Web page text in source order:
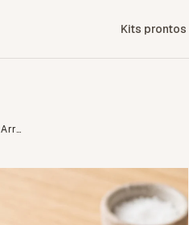
Kits prontos
Tilápia Cozida com Arroz e Legumes